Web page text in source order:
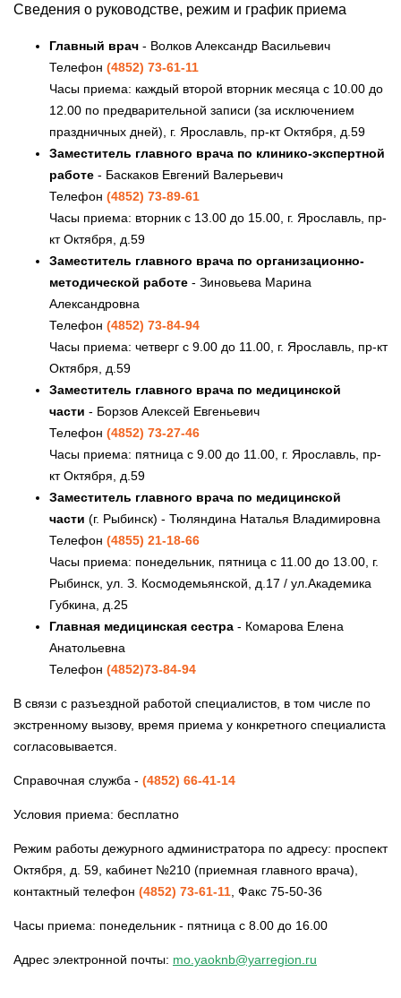
Сведения о руководстве, режим и график приема
Главный врач - Волков Александр Васильевич
Телефон (4852) 73-61-11
Часы приема: каждый второй вторник месяца с 10.00 до
12.00 по предварительной записи (за исключением
праздничных дней), г. Ярославль, пр-кт Октября, д.59
Заместитель главного врача по клинико-экспертной
работе - Баскаков Евгений Валерьевич
Телефон (4852) 73-89-61
Часы приема: вторник с 13.00 до 15.00, г. Ярославль, пр-
кт Октября, д.59
Заместитель главного врача по организационно-
методической работе - Зиновьева Марина
Александровна
Телефон (4852) 73-84-94
Часы приема: четверг с 9.00 до 11.00, г. Ярославль, пр-кт
Октября, д.59
Заместитель главного врача по медицинской
части - Борзов Алексей Евгеньевич
Телефон (4852) 73-27-46
Часы приема: пятница с 9.00 до 11.00, г. Ярославль, пр-
кт Октября, д.59
Заместитель главного врача по медицинской
части (г. Рыбинск) - Тюляндина Наталья Владимировна
Телефон (4855) 21-18-66
Часы приема: понедельник, пятница с 11.00 до 13.00, г.
Рыбинск, ул. З. Космодемьянской, д.17 / ул.Академика
Губкина, д.25
Главная медицинская сестра - Комарова Елена
Анатольевна
Телефон (4852)73-84-94
В связи с разъездной работой специалистов, в том числе по
экстренному вызову, время приема у конкретного специалиста
согласовывается.
Справочная служба - (4852) 66-41-14
Условия приема: бесплатно
Режим работы дежурного администратора по адресу: проспект
Октября, д. 59, кабинет №210 (приемная главного врача),
контактный телефон (4852) 73-61-11 , Факс 75-50-36
Часы приема: понедельник - пятница с 8.00 до 16.00
Адрес электронной почты: mo.yaoknb@yarregion.ru